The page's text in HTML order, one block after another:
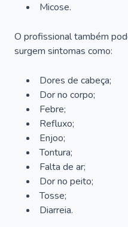
Micose.
O profissional também
surgem sintomas como:
Dores de cabeça;
Dor no corpo;
Febre;
Refluxo;
Enjoo;
Tontura;
Falta de ar;
Dor no peito;
Tosse;
Diarreia.